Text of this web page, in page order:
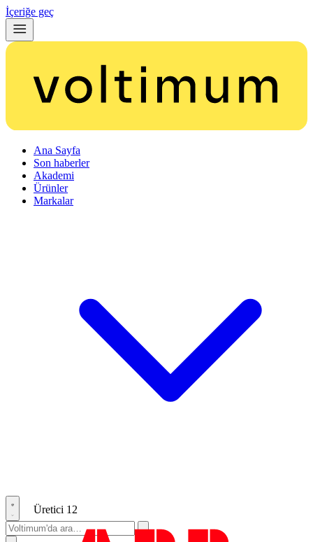
İçeriğe geç
Ana Sayfa
Son haberler
Akademi
Ürünler
Markalar
Üretici 12